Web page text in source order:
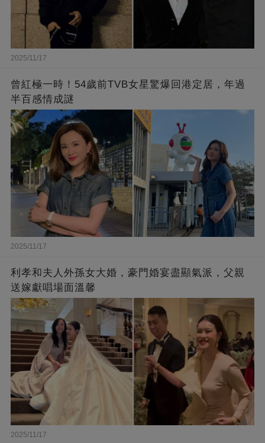
2025/11/17
曾紅極一時！54歲前TVB女星驚爆回港定居，年過
半百感情成謎
2025/11/17
利孝和夫人外孫女大婚，豪門婚宴盡顯氣派，父親
送嫁獻唱場面溫馨
2025/11/17